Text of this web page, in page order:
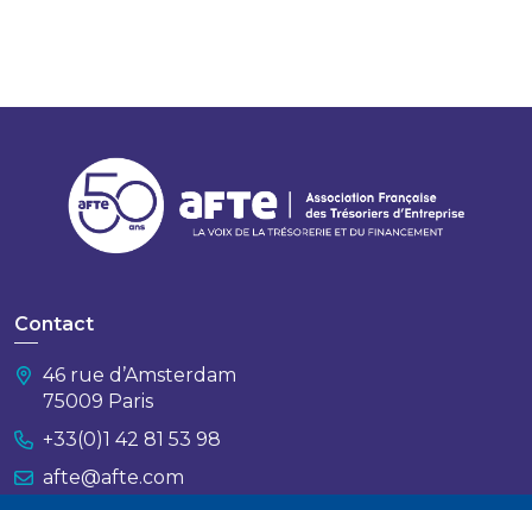
Contact
46 rue d’Amsterdam
75009 Paris
+33(0)1 42 81 53 98
afte@afte.com